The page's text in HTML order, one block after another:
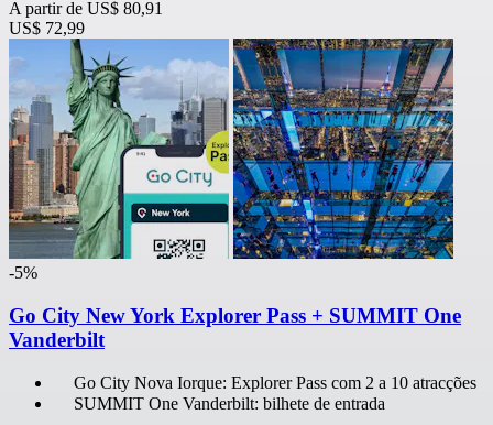
A partir de US$ 80,91
US$ 72,99
-5%
Go City New York Explorer Pass + SUMMIT One
Vanderbilt
Go City Nova Iorque: Explorer Pass com 2 a 10 atracções
SUMMIT One Vanderbilt: bilhete de entrada